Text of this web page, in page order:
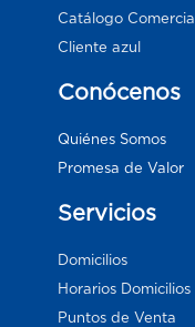
Catálogo Comercial
Cliente azul
Conócenos
Quiénes Somos
Promesa de Valor
Servicios
Domicilios
Horarios Domicilios
Puntos de Venta